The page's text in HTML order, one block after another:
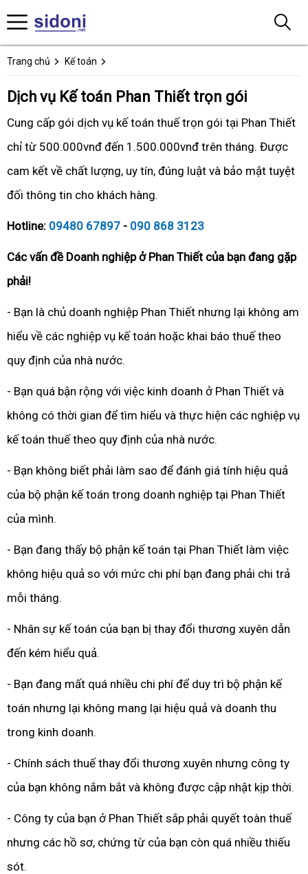
Trang chủ Kế toán
Dịch vụ Kế toán Phan Thiết trọn gói
Cung cấp gói dịch vụ kế toán thuế trọn gói tại Phan Thiết
chỉ từ 500.000vnđ đến 1.500.000vnđ trên tháng. Được
cam kết về chất lượng, uy tín, đúng luật và bảo mật tuyệt
đối thông tin cho khách hàng.
Hotline: 09480 67897 - 090 868 3123
Các vấn đề Doanh nghiệp ở Phan Thiết của bạn đang gặp
phải!
- Bạn là chủ doanh nghiệp Phan Thiết nhưng lại không am
hiểu về các nghiệp vụ kế toán hoặc khai báo thuế theo
quy định của nhà nước.
- Bạn quá bận rộng với việc kinh doanh ở Phan Thiết và
không có thời gian để tìm hiểu và thực hiện các nghiệp vụ
kế toán thuế theo quy định của nhà nước.
- Bạn không biết phải làm sao để đánh giá tính hiệu quả
của bộ phận kế toán trong doanh nghiệp tại Phan Thiết
của mình.
- Bạn đang thấy bộ phận kế toán tại Phan Thiết làm việc
không hiệu quả so với mức chi phí bạn đang phải chi trả
mỗi tháng.
- Nhân sự kế toán của bạn bị thay đổi thương xuyên dẫn
đến kém hiểu quả.
- Bạn đang mất quá nhiều chi phí để duy trì bộ phận kế
toán nhưng lại không mang lại hiệu quả và doanh thu
trong kinh doanh.
- Chính sách thuế thay đổi thương xuyên nhưng công ty
của bạn không nắm bắt và không được cập nhật kịp thời.
- Công ty của bạn ở Phan Thiết sắp phải quyết toàn thuế
nhưng các hồ sơ, chứng từ của bạn còn quá nhiều thiếu
sót.